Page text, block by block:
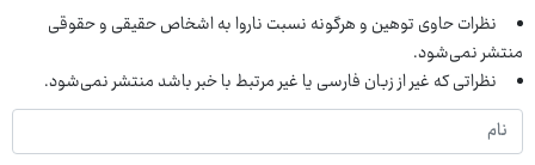
نظرات حاوی توهین و هرگونه نسبت ناروا به اشخاص حقیقی و حقوقی
منتشر نمی‌شود.
نظراتی که غیر از زبان فارسی یا غیر مرتبط با خبر باشد منتشر نمی‌شود.